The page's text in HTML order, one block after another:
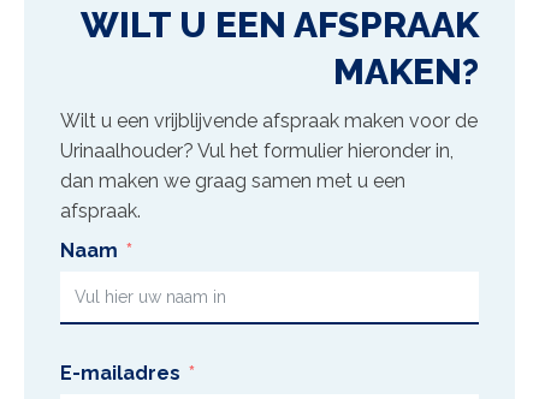
WILT U EEN AFSPRAAK
MAKEN?
Wilt u een vrijblijvende afspraak maken voor de
Urinaalhouder? Vul het formulier hieronder in,
dan maken we graag samen met u een
afspraak.
Naam
E-mailadres